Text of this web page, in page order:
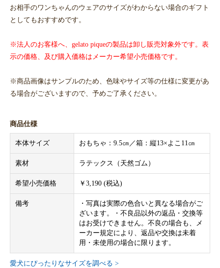
お相手のワンちゃんのウェアのサイズがわからない場合のギフト
としてもおすすめです。
※法人のお客様へ、gelato piqueの製品は卸し販売対象外です。表
示の価格、及び購入価格はメーカー希望小売価格です。
※商品画像はサンプルのため、色味やサイズ等の仕様に変更があ
る場合がございますので、予めご了承ください。
商品仕様
本体サイズ おもちゃ：9.5㎝／箱：縦13×よこ11㎝
素材 ラテックス（天然ゴム）
希望小売価格 ￥3,190 (税込)
備考
・写真は実際の色合いと異なる場合がご
ざいます。・不良品以外の返品・交換等
はお受けできません。不良の場合も、メ
ーカー規定により、返品や交換は未着
用・未使用の場合に限ります。
愛犬にぴったりなサイズを調べる >